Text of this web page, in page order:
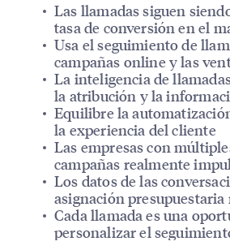
Las llamadas siguen
tasa de conversión en el
Usa el seguimiento de
campañas online y las
La inteligencia de
la atribución y la
Equilibre la
la experiencia del cliente
Las empresas con
campañas realmente
Los datos de las
asignación
Cada llamada es una
personalizar el